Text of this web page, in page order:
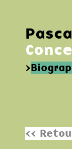
>
<<